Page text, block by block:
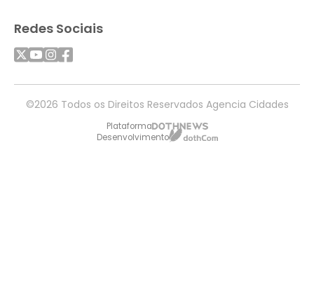
Redes Sociais
©2026 Todos os Direitos Reservados Agencia Cidades
Plataforma
Desenvolvimento